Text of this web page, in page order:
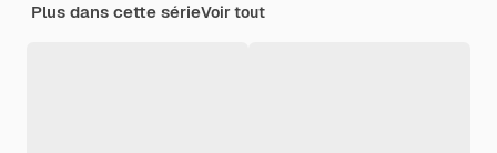
Plus dans cette sérieVoir tout